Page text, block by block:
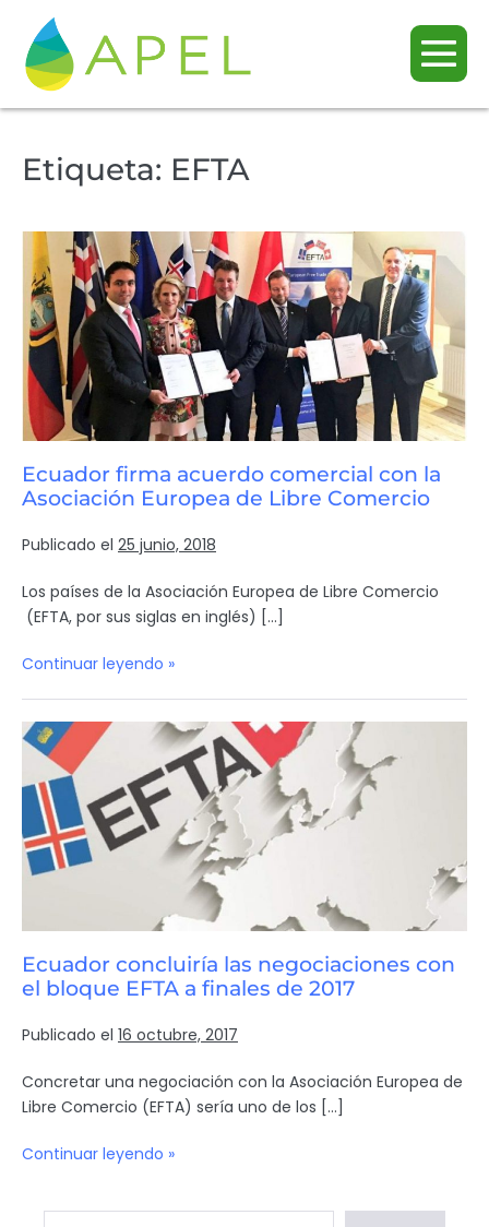
Etiqueta: EFTA
Ecuador firma acuerdo comercial con la
Asociación Europea de Libre Comercio
Publicado el 25 junio, 2018
Los países de la Asociación Europea de Libre Comercio
(EFTA, por sus siglas en inglés) […]
Continuar leyendo »
Ecuador concluiría las negociaciones con
el bloque EFTA a finales de 2017
Publicado el 16 octubre, 2017
Concretar una negociación con la Asociación Europea de
Libre Comercio (EFTA) sería uno de los […]
Continuar leyendo »